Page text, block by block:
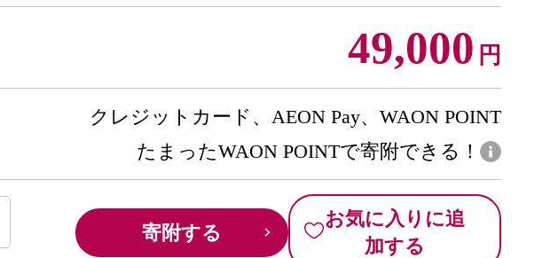
49,000 円
クレジットカード、AEON Pay、WAON POINT
たまったWAON POINTで寄附できる！
寄附する
お気に入りに追
加する